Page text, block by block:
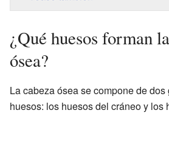
¿Qué huesos forman
ósea?
La cabeza ósea se compone de
huesos: los huesos del cráneo y los